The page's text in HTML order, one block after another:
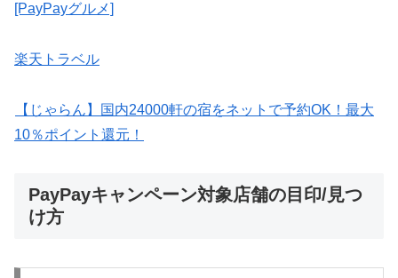
[PayPayグルメ]
楽天トラベル
【じゃらん】国内24000軒の宿をネットで予約OK！最大
10％ポイント還元！
PayPayキャンペーン対象店舗の目印/見つ
け方